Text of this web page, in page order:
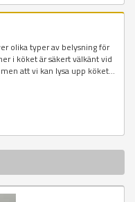
olika typer av belysning för
i köket är säkert välkänt vid
att vi kan lysa upp köket...